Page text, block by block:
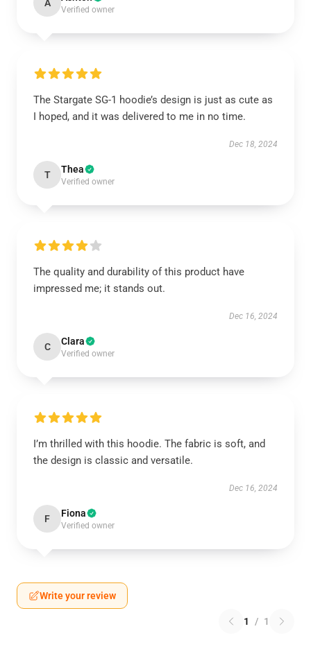
A
Verified owner
The Stargate SG-1 hoodie’s design is just as cute as
I hoped, and it was delivered to me in no time.
Dec 18, 2024
T Thea
Verified owner
The quality and durability of this product have
impressed me; it stands out.
Dec 16, 2024
C Clara
Verified owner
I’m thrilled with this hoodie. The fabric is soft, and
the design is classic and versatile.
Dec 16, 2024
F Fiona
Verified owner
Write your review
1 / 1